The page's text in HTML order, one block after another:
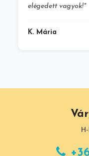
elégedett vagyok!"
K. Mária